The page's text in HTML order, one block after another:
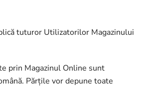
tuturor Utilizatorilor Magazinului
prin Magazinul Online sunt
Părțile vor depune toate